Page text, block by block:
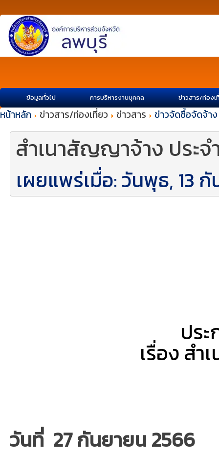
ข้อมูลทั่วไป การบริหารงานบุคคล ข่าวสาร/ท่องเ
หน้าหลัก ข่าวสาร/ท่องเที่ยว ข่าวสาร ข่าวจัดซื้อจัดจ้าง
สำเนาสัญญาจ้าง ประจ
เผยแพร่เมื่อ: วันพุธ, 13
ปร
เรื่อง ส
วันที่ 27 กันยายน 2566